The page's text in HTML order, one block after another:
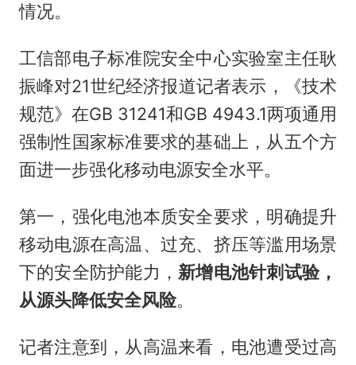
情况。
工信部电子标准院安全中心实验室主任耿
振峰对21世纪经济报道记者表示，《技术
规范》在GB 31241和GB 4943.1两项通用
强制性国家标准要求的基础上，从五个方
面进一步强化移动电源安全水平。
第一，强化电池本质安全要求，明确提升
移动电源在高温、过充、挤压等滥用场景
下的安全防护能力， 新增电池针刺试验，
从源头降低安全风险。
记者注意到，从高温来看，电池遭受过高